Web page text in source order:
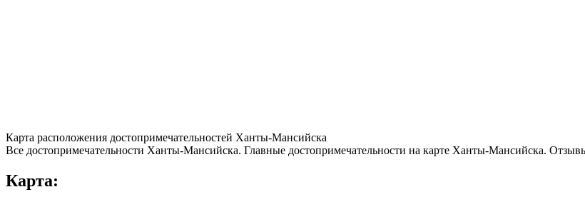
Карта расположения достопримечательностей Ханты-Мансийска
Все достопримечательности Ханты-Мансийска. Главные достопримечательности на карте Ханты-Мансийска.
Карта: